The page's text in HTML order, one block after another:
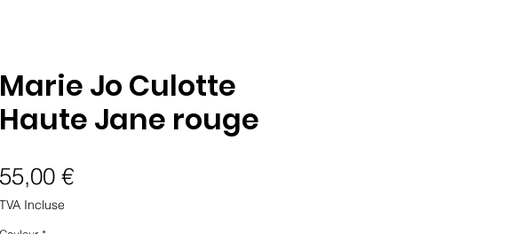
Marie Jo Culotte
Haute Jane rouge
55,00 €Prix
TVA Incluse